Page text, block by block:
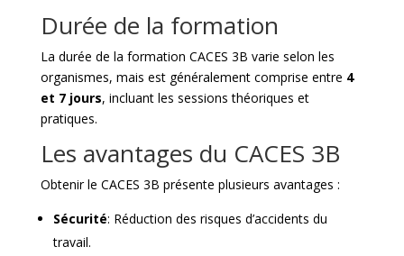
Durée de la formation
La durée de la formation CACES 3B varie selon les
organismes, mais est généralement comprise entre 4
et 7 jours, incluant les sessions théoriques et
pratiques.
Les avantages du CACES 3B
Obtenir le CACES 3B présente plusieurs avantages :
Sécurité: Réduction des risques d’accidents du
travail.